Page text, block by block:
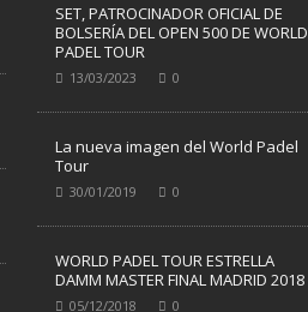
SET, PATROCINADOR OFICIAL DE
BOLSERÍA DEL OPEN 500 DE WORLD
PADEL TOUR
13/03/2023 0
La nueva imagen del World Padel
Tour
30/01/2019 0
WORLD PADEL TOUR ESTRELLA
DAMM MASTER FINAL MADRID 2018
05/12/2018 0